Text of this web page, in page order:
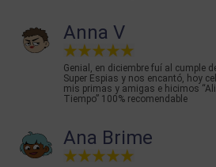
Anna V
Genial, en diciembre fuí al cumple
Super Espias y nos encantó, hoy
mis primas y amigas e hicimos
Tiempo” 100% recomendable
Ana Brime